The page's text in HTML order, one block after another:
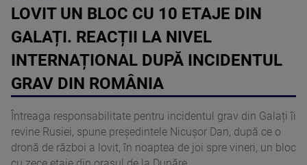
LOVIT UN BLOC CU 10 ETAJE DIN
GALAȚI. REACȚII LA NIVEL
INTERNAȚIONAL DUPĂ INCIDENTUL
GRAV DIN ROMÂNIA
Întreaga responsabilitate pentru incidentul grav din Galați îi
revine Rusiei, spune președintele Nicușor Dan, după ce o
dronă de război a lovit, în noaptea de joi spre vineri, un bloc